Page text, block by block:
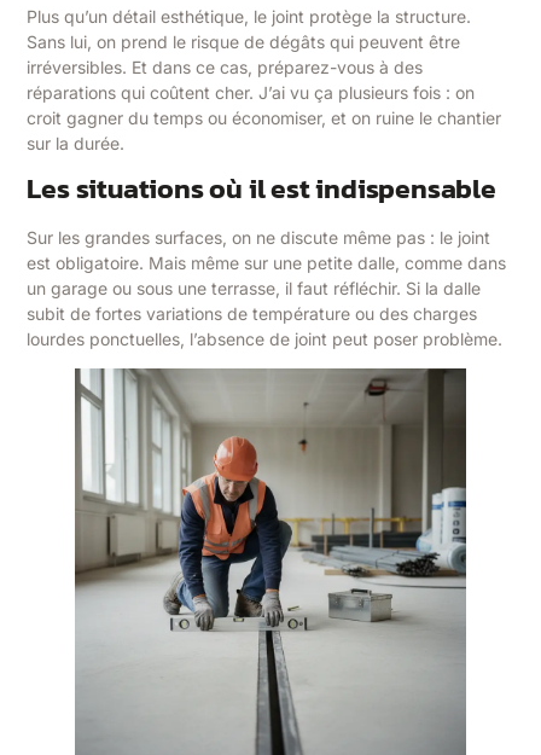
Plus qu’un détail esthétique, le joint protège la structure.
Sans lui, on prend le risque de dégâts qui peuvent être
irréversibles. Et dans ce cas, préparez-vous à des
réparations qui coûtent cher. J’ai vu ça plusieurs fois : on
croit gagner du temps ou économiser, et on ruine le chantier
sur la durée.
Les situations où il est indispensable
Sur les grandes surfaces, on ne discute même pas : le joint
est obligatoire. Mais même sur une petite dalle, comme dans
un garage ou sous une terrasse, il faut réfléchir. Si la dalle
subit de fortes variations de température ou des charges
lourdes ponctuelles, l’absence de joint peut poser problème.